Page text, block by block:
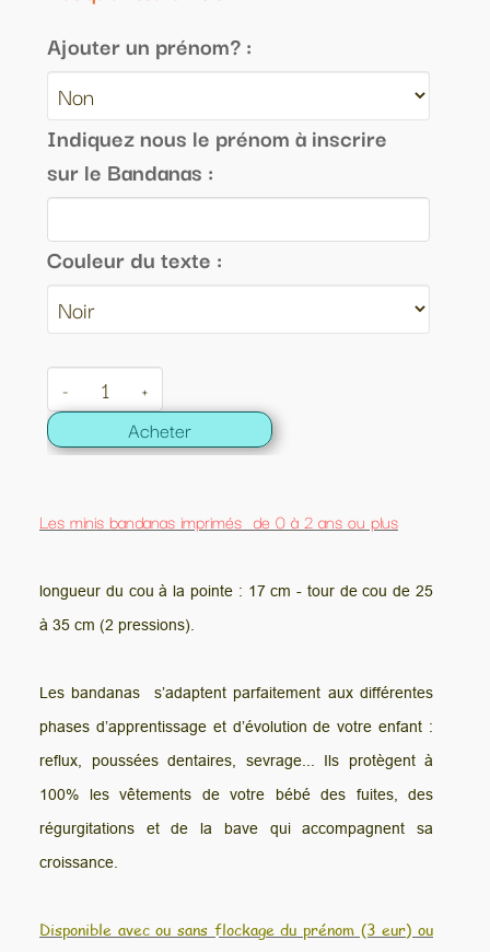
Ajouter un prénom? :
Indiquez nous le prénom à inscrire
sur le Bandanas :
Couleur du texte :
- +
Acheter
Les minis bandanas imprimés de 0 à 2 ans ou plus
longueur du cou à la pointe : 17 cm - tour de cou de 25
à 35 cm (2 pressions).
Les bandanas s’adaptent parfaitement aux différentes
phases d’apprentissage et d’évolution de votre enfant :
reflux, poussées dentaires, sevrage... Ils protègent à
100% les vêtements de votre bébé des fuites, des
régurgitations et de la bave qui accompagnent sa
croissance.
Disponible avec ou sans flockage du prénom (3 eur) ou